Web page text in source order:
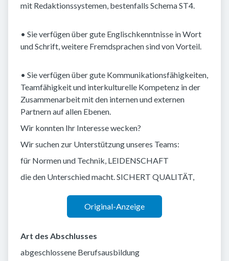
mit Redaktionssystemen, bestenfalls Schema ST4.
• Sie verfügen über gute Englischkenntnisse in Wort
und Schrift, weitere Fremdsprachen sind von Vorteil.
• Sie verfügen über gute Kommunikationsfähigkeiten,
Teamfähigkeit und interkulturelle Kompetenz in der
Zusammenarbeit mit den internen und externen
Partnern auf allen Ebenen.
Wir konnten Ihr Interesse wecken?
Wir suchen zur Unterstützung unseres Teams:
für Normen und Technik, LEIDENSCHAFT
die den Unterschied macht. SICHERT QUALITÄT,
Original-Anzeige
Art des Abschlusses
abgeschlossene Berufsausbildung